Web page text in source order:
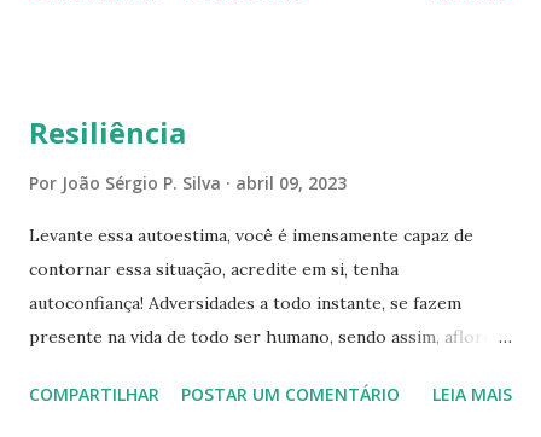
libertação do povo israelita da escravidão do Egito. Já no
vista espiritual, marca a intervenção de uma energia
transformadora de consciência. Na Páscoa, somos
convidados a romper com condicionamentos e
programações negativas...
Resiliência
Por João Sérgio P. Silva abril 09, 2023
Levante essa autoestima, você é imensamente capaz de
contornar essa situação, acredite em si, tenha
autoconfiança! Adversidades a todo instante, se fazem
presente na vida de todo ser humano, sendo assim, aflore
independente do obstáculo que surgir, faça todo o possível
COMPARTILHAR POSTAR UM COMENTÁRIO LEIA MAIS